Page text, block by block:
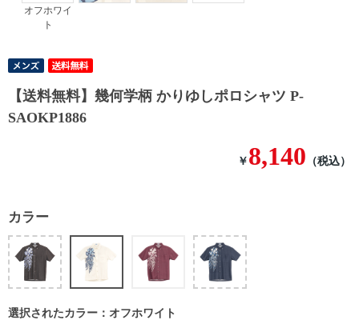
オフホワイ
ト
【送料無料】幾何学柄 かりゆしポロシャツ P-
SAOKP1886
￥ 8,140 （税込）
カラー
選択されたカラー：オフホワイト